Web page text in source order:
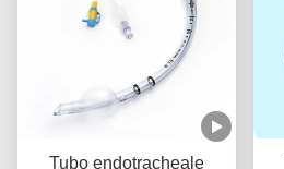
Tubo endotracheale